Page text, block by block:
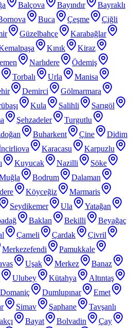
Balçova Bayındır
Bayraklı
Buca Çeşme
Çiğli
Güzelbahçe
Karabağlar
Kınık
Kiraz
Narlıdere
Ödemiş
Torbalı Urla
Manisa
Demirci
Gölmarmara
Kula Salihli
Sarıgöl
Şehzadeler
Turgutlu
Buharkent Çine
Didim
Karacasu
Karpuzlu
Kuyucak Nazilli
Söke
Bodrum
Dalaman
Köyceğiz
Marmaris
Seydikemer Ula
Yatağan
Baklan Bekilli
Beyağaç
Çameli Çardak
Çivril
Merkezefendi
Pamukkale
Uşak Merkez
Banaz
Ulubey Kütahya
Altıntaş
Domaniç Dumlupınar
Emet
Simav Şaphane
Tavşanlı
Bayat Bolvadin
Çay